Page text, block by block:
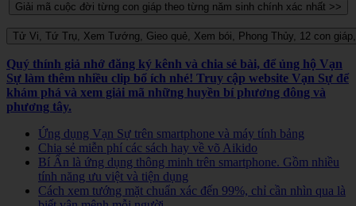
Quý thính giả nhớ đăng ký kênh và chia sẻ bài, để ủng hộ Vạn
Sự làm thêm nhiều clip bổ ích nhé! Truy cập website Vạn Sự để
khám phá và xem giải mã những huyền bí phương đông và
phương tây.
Ứng dụng Vạn Sự trên smartphone và máy tính bảng
Chia sẻ miễn phí các sách hay về võ Aikido
Bí Ẩn là ứng dụng thông minh trên smartphone. Gồm nhiều
tính năng ưu việt và tiện dụng
Cách xem tướng mặt chuẩn xác đến 99%, chỉ cần nhìn qua là